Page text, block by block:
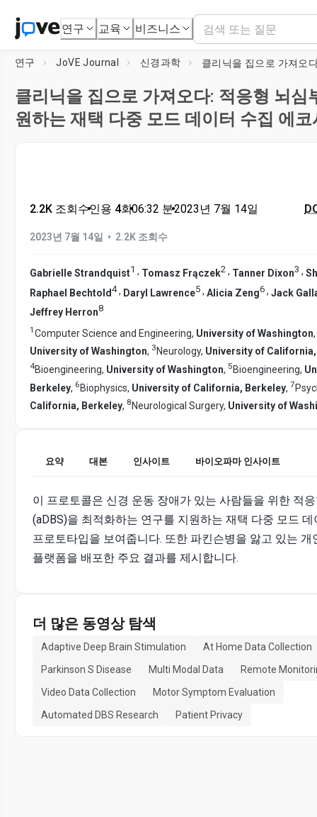
연구 교육 비즈니스
연구 JoVE Journal 신경과학
클리닉을 집으로 가져오다: 적응형 뇌심
원하는 재택 다중 모드 데이터 수집 에
2.2K 조회수•인용 4회•06:32 분•2023년 7월 14일
2023년 7월 14일 • 2.2K 조회수
Gabrielle Strandquist1 , Tomasz Frączek2 , Tanner Dixon3 ,
Raphael Bechtold4, Daryl Lawrence5 , Alicia Zeng6 , Jack
Jeffrey Herron8
1 Computer Science and Engineering, University of Washington,
University of Washington, 3 Neurology, University of
4Bioengineering, University of Washington, 5 Bioengineering,
Berkeley, 6Biophysics, University of California, Berkeley, 7
California, Berkeley, 8 Neurological Surgery, University of
요약 대본 인사이트 바이오파마 인사이트
이 프로토콜은 신경 운동 장애가 있는 사람들을 위한 적
(aDBS)을 최적화하는 연구를 지원하는 재택 다중 모드
프로토타입을 보여줍니다. 또한 파킨슨병을 앓고 있는 개
플랫폼을 배포한 주요 결과를 제시합니다.
더 많은 동영상 탐색
Adaptive Deep Brain Stimulation
At Home Data Collection
Parkinson S Disease
Multi Modal Data
Remote
Video Data Collection
Motor Symptom Evaluation
Automated DBS Research
Patient Privacy